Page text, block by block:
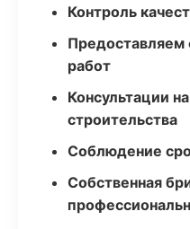
Контроль
работ
Консультации
строительства
Соблюдение
Собственная